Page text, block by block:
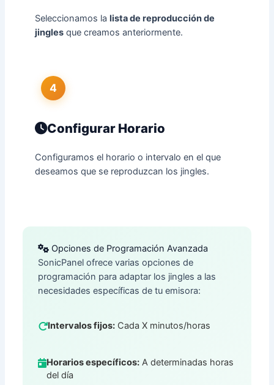
Seleccionamos lalista de reproducción de
jingles que creamos anteriormente.
4
Configurar Horario
Configuramos el horario o intervalo en el que
deseamos que se reproduzcan los jingles.
Opciones de Programación Avanzada
SonicPanel ofrece varias opciones de
programación para adaptar los jingles a las
necesidades específicas de tu emisora:
Intervalos fijos: Cada X minutos/horas
Horarios específicos: A determinadas horas
del día